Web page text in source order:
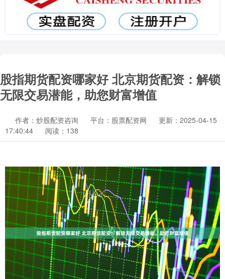
股指期货配资哪家好 北京期货配资：解锁
无限交易潜能，助您财富增值
作者：炒股配资咨询 平台：股票配资网
更新：2025-04-15
17:40:44
阅读：138